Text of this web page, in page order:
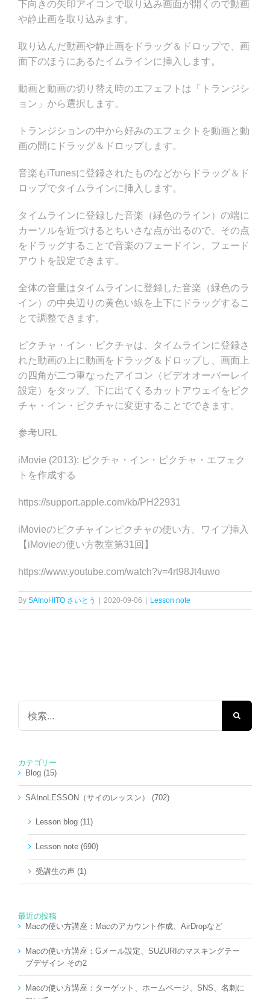
下向きの矢印アイコンで取り込み画面が開くので動画
や静止画を取り込みます。
取り込んだ動画や静止画をドラッグ＆ドロップで、画
面下のほうにあるたイムラインに挿入します。
動画と動画の切り替え時のエフェフトは「トランジシ
ョン」から選択します。
トランジションの中から好みのエフェクトを動画と動
画の間にドラッグ＆ドロップします。
音楽もiTunesに登録されたものなどからドラッグ＆ド
ロップでタイムラインに挿入します。
タイムラインに登録した音楽（緑色のライン）の端に
カーソルを近づけるとちいさな点が出るので、その点
をドラッグすることで音楽のフェードイン、フェード
アウトを設定できます。
全体の音量はタイムラインに登録した音楽（緑色のラ
イン）の中央辺りの黄色い線を上下にドラッグするこ
とで調整できます。
ピクチャ・イン・ピクチャは、タイムラインに登録さ
れた動画の上に動画をドラッグ＆ドロップし、画面上
の四角が二つ重なったアイコン（ビデオオーバーレイ
設定）をタップ、下に出てくるカットアウェイをピク
チャ・イン・ピクチャに変更することでできます。
参考URL
iMovie (2013): ピクチャ・イン・ピクチャ・エフェク
トを作成する
https://support.apple.com/kb/PH22931
iMovieのピクチャインピクチャの使い方、ワイプ挿入
【iMovieの使い方教室第31回】
https://www.youtube.com/watch?v=4rt98Jt4uwo
By SAInoHITO さいとう 2020-09-06 Lesson note
検
…
カテゴリー
Blog (15)
SAInoLESSON（サイのレッスン） (702)
Lesson blog (11)
Lesson note (690)
受講生の声 (1)
最近の投稿
Macの使い方講座：Macのアカウント作成、AirDropなど
Macの使い方講座：Gメール設定、SUZURIのマスキングテー
プデザイン その2
Macの使い方講座：ターゲット、ホームページ、SNS、名刺に